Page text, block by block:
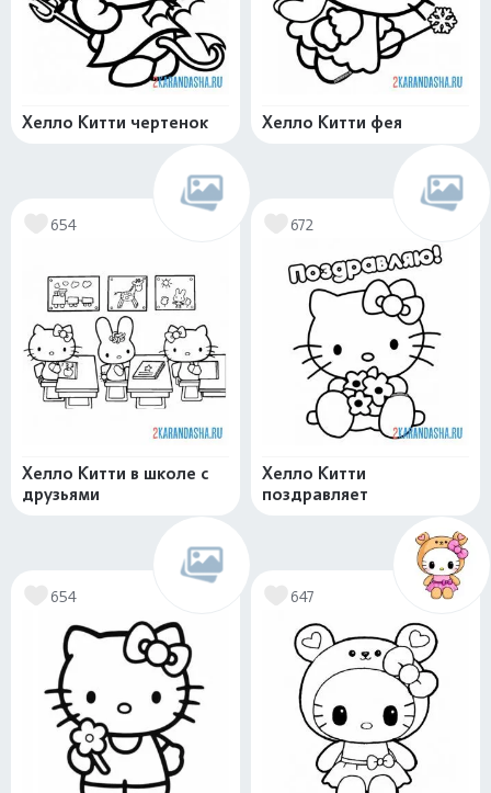
Хелло Китти чертенок Хелло Китти фея
654
Хелло Китти в школе с
друзьями
672
Хелло Китти
поздравляет
654 647